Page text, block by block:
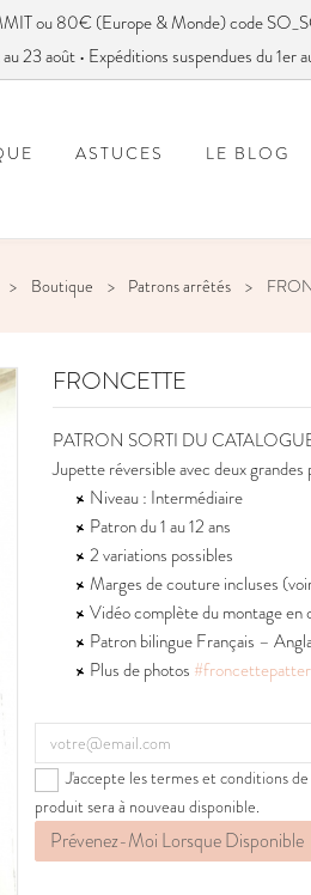
ou 80€ (Europe & Monde) code
23 août • Expéditions suspendues du 1er
ASTUCES LE BLOG
Boutique Patrons arrêtés
FRONCETTE
PATRON SORTI DU
Jupette réversible avec deux
Niveau : Intermédiaire
Patron du 1 au 12 ans
2 variations possibles
Marges de couture incluses
Vidéo complète du montage en
Patron bilingue Français –
Plus de photos
J'accepte les termes et conditions de
produit sera à nouveau disponible.
Prévenez-Moi Lorsque Disponible